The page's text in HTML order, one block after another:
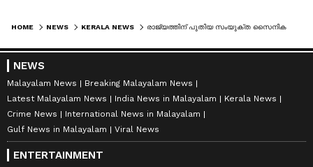
HOME NEWS KERALA NEWS
NEWS
Malayalam News
Breaking Malayalam News
Latest Malayalam News
India News in Malayalam
Kerala News
Crime News
International News in Malayalam
Gulf News in Malayalam
Viral News
ENTERTAINMENT